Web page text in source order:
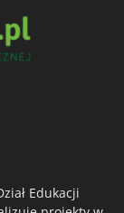
Edukacji